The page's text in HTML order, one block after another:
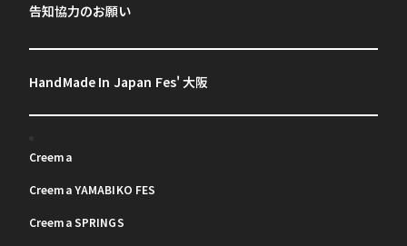
告知協力のお願い
HandMade In Japan Fes' 大阪
Creema
Creema YAMABIKO FES
Creema SPRINGS